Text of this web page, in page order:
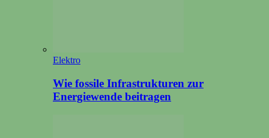
Elektro
Wie fossile Infrastrukturen zur
Energiewende beitragen